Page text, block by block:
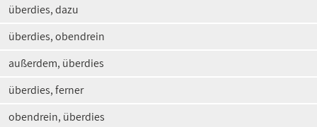
überdies, dazu
überdies, obendrein
außerdem, überdies
überdies, ferner
obendrein, überdies